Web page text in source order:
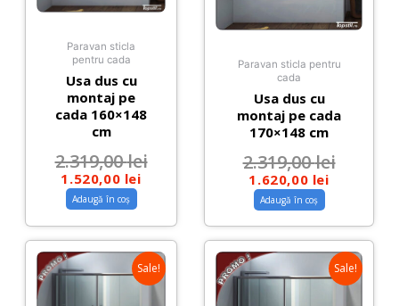
Paravan sticla
pentru cada
Usa dus cu
montaj pe
cada 160×148
cm
2.319,00lei
1.520,00 lei
Adaugă în coș
Paravan sticla pentru
cada
Usa dus cu
montaj pe cada
170×148 cm
2.319,00lei
1.620,00 lei
Adaugă în coș
Sale! Sale!